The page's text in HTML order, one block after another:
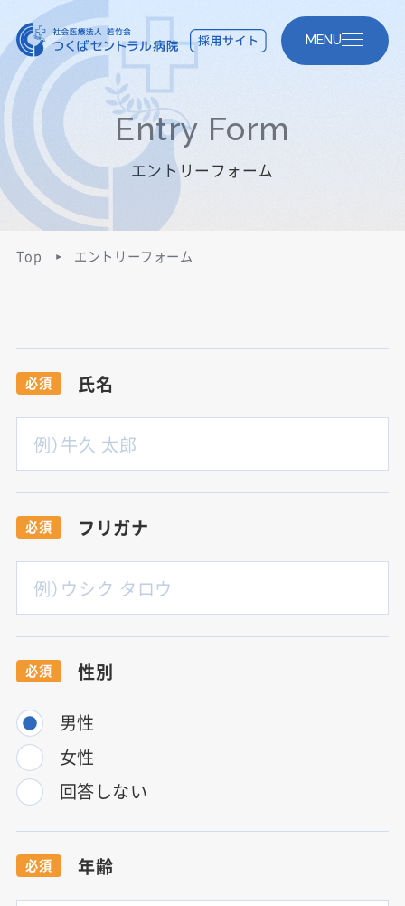
MENU
Entry Form
エントリーフォーム
Top エントリーフォーム
必須 氏名
必須 フリガナ
必須 性別
男性
女性
回答しない
必須 年齢